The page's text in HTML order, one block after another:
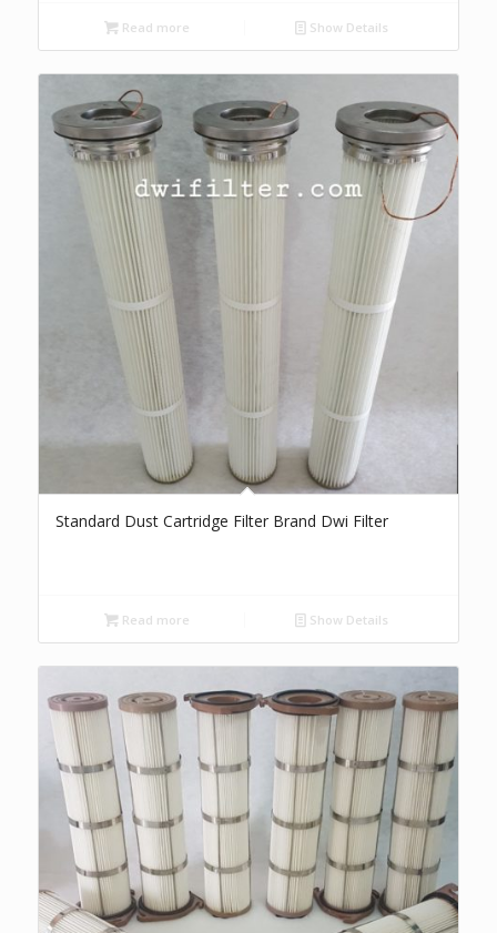
Read more Show Details
Standard Dust Cartridge Filter Brand Dwi Filter
Read more Show Details